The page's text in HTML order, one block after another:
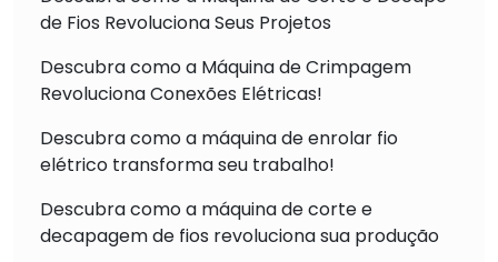
de Fios Revoluciona Seus Projetos
Descubra como a Máquina de Crimpagem
Revoluciona Conexões Elétricas!
Descubra como a máquina de enrolar fio
elétrico transforma seu trabalho!
Descubra como a máquina de corte e
decapagem de fios revoluciona sua produção